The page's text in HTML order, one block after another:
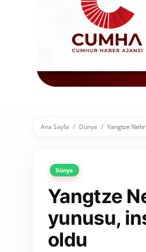
Sivil Toplum Kuruluşları
Kamu Kurumları ve Üst Kurullar
Resmi Reklamlar
Ana Sayfa Dünya Yangtze
Dünya
Yangtze
yunusu,
oldu